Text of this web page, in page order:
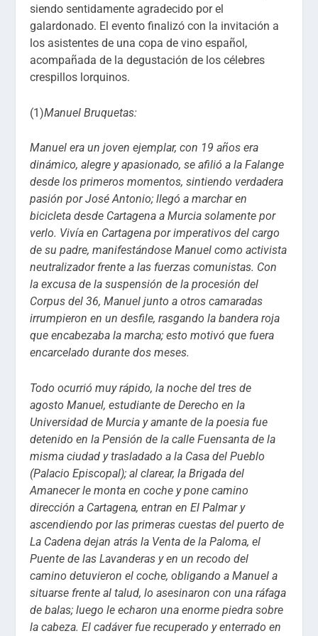
siendo sentidamente agradecido por el
galardonado. El evento finalizó con la invitación a
los asistentes de una copa de vino español,
acompañada de la degustación de los célebres
crespillos lorquinos.
(1)Manuel Bruquetas:
Manuel era un joven ejemplar, con 19 años era
dinámico, alegre y apasionado, se afilió a la Falange
desde los primeros momentos, sintiendo verdadera
pasión por José Antonio; llegó a marchar en
bicicleta desde Cartagena a Murcia solamente por
verlo. Vivía en Cartagena por imperativos del cargo
de su padre, manifestándose Manuel como activista
neutralizador frente a las fuerzas comunistas. Con
la excusa de la suspensión de la procesión del
Corpus del 36, Manuel junto a otros camaradas
irrumpieron en un desfile, rasgando la bandera roja
que encabezaba la marcha; esto motivó que fuera
encarcelado durante dos meses.
Todo ocurrió muy rápido, la noche del tres de
agosto Manuel, estudiante de Derecho en la
Universidad de Murcia y amante de la poesia fue
detenido en la Pensión de la calle Fuensanta de la
misma ciudad y trasladado a la Casa del Pueblo
(Palacio Episcopal); al clarear, la Brigada del
Amanecer le monta en coche y pone camino
dirección a Cartagena, entran en El Palmar y
ascendiendo por las primeras cuestas del puerto de
La Cadena dejan atrás la Venta de la Paloma, el
Puente de las Lavanderas y en un recodo del
camino detuvieron el coche, obligando a Manuel a
situarse frente al talud, lo asesinaron con una ráfaga
de balas; luego le echaron una enorme piedra sobre
la cabeza. El cadáver fue recuperado y enterrado en